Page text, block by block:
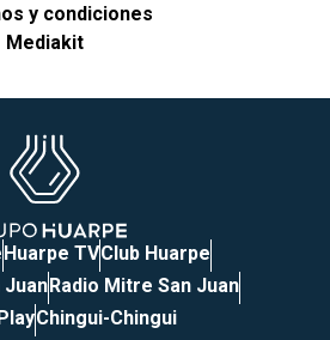
y condiciones
Mediakit
Huarpe TVClub Huarpe
JuanRadio Mitre San Juan
Chingui-Chingui